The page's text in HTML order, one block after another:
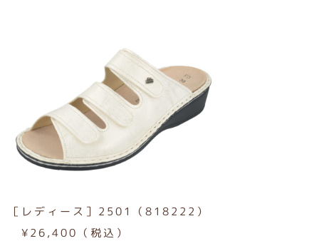
［レディース］2501（818222）
¥26,400（税込）